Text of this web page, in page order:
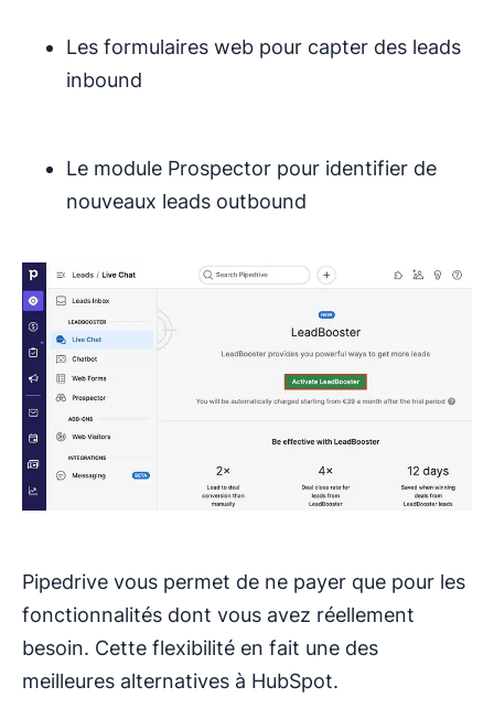
Les formulaires web pour capter des leads
inbound
Le module Prospector pour identifier de
nouveaux leads outbound
Pipedrive vous permet de ne payer que pour les
fonctionnalités dont vous avez réellement
besoin. Cette flexibilité en fait une des
meilleures alternatives à HubSpot.